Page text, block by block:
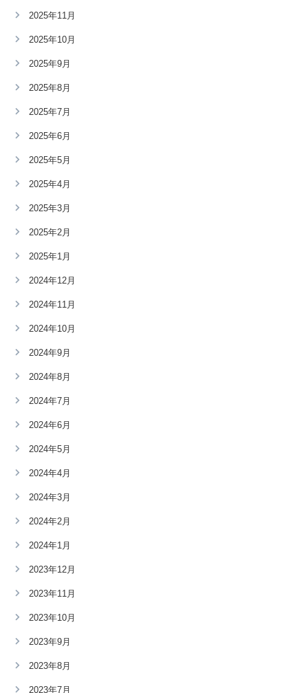
2025年11月
2025年10月
2025年9月
2025年8月
2025年7月
2025年6月
2025年5月
2025年4月
2025年3月
2025年2月
2025年1月
2024年12月
2024年11月
2024年10月
2024年9月
2024年8月
2024年7月
2024年6月
2024年5月
2024年4月
2024年3月
2024年2月
2024年1月
2023年12月
2023年11月
2023年10月
2023年9月
2023年8月
2023年7月